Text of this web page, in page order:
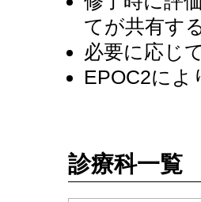
てが共有す
必要に応じ
EPOC2によ
診療科一覧